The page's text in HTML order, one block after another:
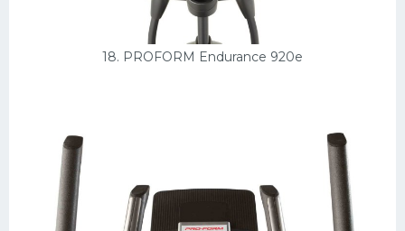
18. PROFORM Endurance 920e